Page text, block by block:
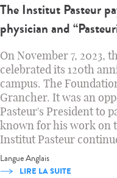
The Institut Pasteur
physician and
On November 7, 2023,
celebrated its 120th
campus. The
Grancher. It was an
Pasteur's President to
known for his work on
Institut Pasteur
LangueAnglais
LIRE LA SUITE